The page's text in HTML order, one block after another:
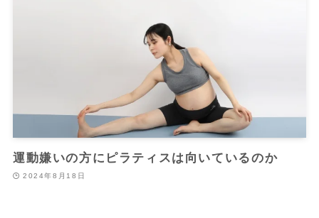
運動嫌いの方にピラティスは向いているのか
2024年8月18日